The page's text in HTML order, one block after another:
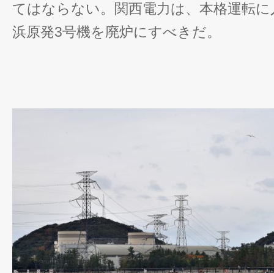
てはならない。関西電力は、本格運転
浜原発3号機を廃炉にすべきだ。